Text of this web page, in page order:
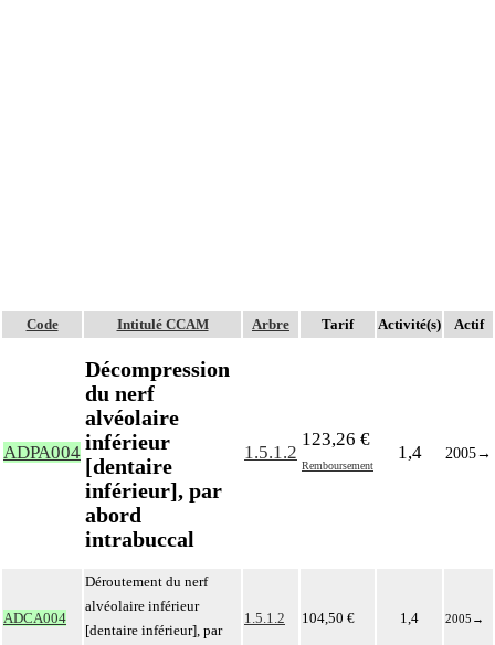
Code Intitulé CCAM Arbre Tarif Activité(s) Actif
ADPA004
Décompression
du nerf
alvéolaire
inférieur
[dentaire
inférieur], par
abord
intrabuccal
1.5.1.2
123,26 €
Remboursement
1,4 2005→
ADCA004
Déroutement du nerf
alvéolaire inférieur
[dentaire inférieur], par
1.5.1.2 104,50 € 1,4 2005 →